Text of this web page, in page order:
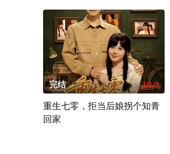
完结 10.0
重生七零，拒当后娘拐个知青
回家